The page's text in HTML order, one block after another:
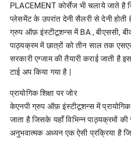
PLACEMENT कोर्सेज भी चलाये जाते है
प्लेसमेंट के उपरांत देनी सैलरी से देनी
ग्रुप ऑफ़ इंस्टीटूशन्स में BA , बीएससी,
पाठ्यक्रम में छात्रों को तीन साल तक
सरकारी एग्जाम की तैयारी कराई जाती है
टाई अप किया गया है |
प्रायोगिक शिक्षा पर जोर
केएनपी ग्रुप ऑफ़ इंस्टीटूशन्स में प्रायोगिक
जाता है जिसके यहाँ विभिन्न पाठ्यक्रमों
अनुभवात्मक अध्यन एक ऐसी प्रक्रिया है